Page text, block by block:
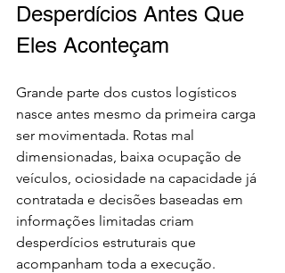
Desperdícios Antes Que
Eles Aconteçam
Grande parte dos custos logísticos
nasce antes mesmo da primeira carga
ser movimentada. Rotas mal
dimensionadas, baixa ocupação de
veículos, ociosidade na capacidade já
contratada e decisões baseadas em
informações limitadas criam
desperdícios estruturais que
acompanham toda a execução.